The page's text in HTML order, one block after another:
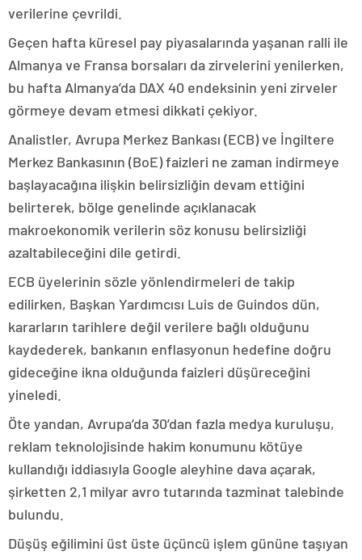
verilerine çevrildi.
Geçen hafta küresel pay piyasalarında yaşanan ralli ile
Almanya ve Fransa borsaları da zirvelerini yenilerken,
bu hafta Almanya’da DAX 40 endeksinin yeni zirveler
görmeye devam etmesi dikkati çekiyor.
Analistler, Avrupa Merkez Bankası (ECB) ve İngiltere
Merkez Bankasının (BoE) faizleri ne zaman indirmeye
başlayacağına ilişkin belirsizliğin devam ettiğini
belirterek, bölge genelinde açıklanacak
makroekonomik verilerin söz konusu belirsizliği
azaltabileceğini dile getirdi.
ECB üyelerinin sözle yönlendirmeleri de takip
edilirken, Başkan Yardımcısı Luis de Guindos dün,
kararların tarihlere değil verilere bağlı olduğunu
kaydederek, bankanın enflasyonun hedefine doğru
gideceğine ikna olduğunda faizleri düşüreceğini
yineledi.
Öte yandan, Avrupa’da 30’dan fazla medya kuruluşu,
reklam teknolojisinde hakim konumunu kötüye
kullandığı iddiasıyla Google aleyhine dava açarak,
şirketten 2,1 milyar avro tutarında tazminat talebinde
bulundu.
Düşüş eğilimini üst üste üçüncü işlem gününe taşıyan